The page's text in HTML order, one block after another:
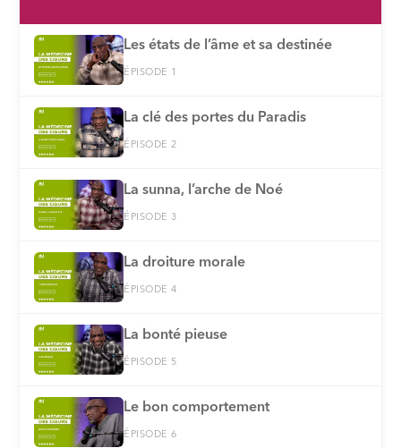
⁠Les états de l’âme et sa destinée
ÉPISODE 1
⁠La clé des portes du Paradis
ÉPISODE 2
La sunna, l’arche de Noé
ÉPISODE 3
La droiture morale
ÉPISODE 4
La bonté pieuse
ÉPISODE 5
Le bon comportement
ÉPISODE 6